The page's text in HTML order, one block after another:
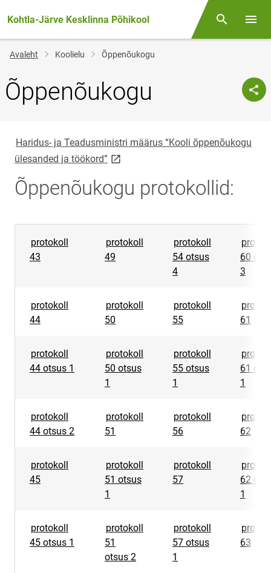
Kohtla-Järve Kesklinna Põhikool Otsing
Jälglink
Avaleht Koolielu Õppenõukogu
Õppenõukogu
Haridus- ja Teadusministri määrus “Kooli õppenõukogu
ülesanded ja töökord” link opens on new page
Õppenõukogu protokollid:
protokoll
43
protokoll
49
protokoll
54 otsus
4
60
3
protokoll
44
protokoll
50
protokoll
55
61
protokoll
44 otsus 1
protokoll
50 otsus
1
protokoll
55 otsus
1
61
1
protokoll
44 otsus 2
protokoll
51
protokoll
56
62
protokoll
45
protokoll
51 otsus
1
protokoll
57
62
1
protokoll
45 otsus 1
protokoll
51
otsus 2
protokoll
57 otsus
1
63